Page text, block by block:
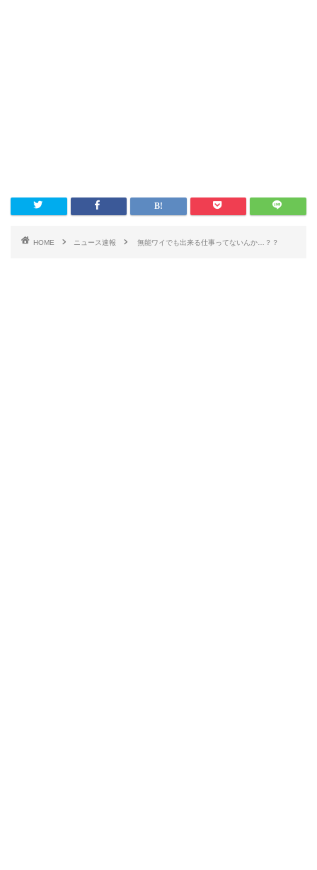
HOME ニュース速報 無能ワイでも出来る仕事ってないんか…？？